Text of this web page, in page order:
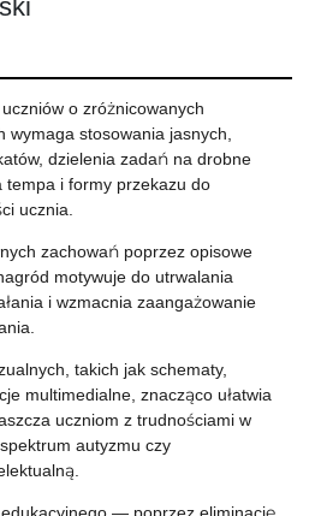
o zróżnicowanych
wymaga stosowania jasnych,
dzielenia zadań na drobne
i formy przekazu do
ucznia.
zachowań poprzez opisowe
motywuje do utrwalania
i wzmacnia zaangażowanie
takich jak schematy,
multimedialne, znacząco ułatwia
uczniom z trudnościami w
autyzmu czy